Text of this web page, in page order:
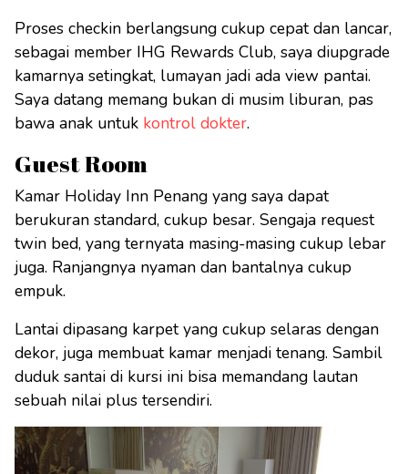
Proses checkin berlangsung cukup cepat dan lancar,
sebagai member IHG Rewards Club, saya diupgrade
kamarnya setingkat, lumayan jadi ada view pantai.
Saya datang memang bukan di musim liburan, pas
bawa anak untuk kontrol dokter.
Guest Room
Kamar Holiday Inn Penang yang saya dapat
berukuran standard, cukup besar. Sengaja request
twin bed, yang ternyata masing-masing cukup lebar
juga. Ranjangnya nyaman dan bantalnya cukup
empuk.
Lantai dipasang karpet yang cukup selaras dengan
dekor, juga membuat kamar menjadi tenang. Sambil
duduk santai di kursi ini bisa memandang lautan
sebuah nilai plus tersendiri.